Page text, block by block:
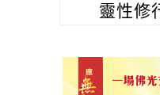
靈性